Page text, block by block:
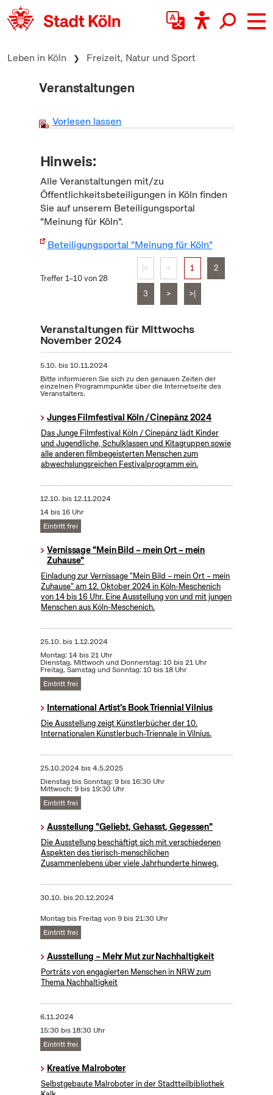
zum Inhalt springen
Leben in Köln Freizeit, Natur und Sport
Veranstaltungen
Vorlesen lassen
Hinweis:
Alle Veranstaltungen mit/zu
Öffentlichkeitsbeteiligungen in Köln finden
Sie auf unserem Beteiligungsportal
"Meinung für Köln".
Beteiligungsportal "Meinung für Köln"
Treffer 1–10 von 28
|< < 1 2
3 > >|
Veranstaltungen für Mittwochs
November 2024
5.10. bis10.11.2024
Bitte informieren Sie sich zu den genauen Zeiten der
einzelnen Programmpunkte über die Internetseite des
Veranstalters.
Junges Filmfestival Köln / Cinepänz 2024
Das Junge Filmfestival Köln / Cinepänz lädt Kinder
und Jugendliche, Schulklassen und Kitagruppen sowie
alle anderen filmbegeisterten Menschen zum
abwechslungsreichen Festivalprogramm ein.
12.10. bis12.11.2024
14 bis 16 Uhr
Eintritt frei
Vernissage "Mein Bild – mein Ort – mein
Zuhause"
Einladung zur Vernissage "Mein Bild – mein Ort – mein
Zuhause" am 12. Oktober 2024 in Köln-Meschenich
von 14 bis 16 Uhr. Eine Ausstellung von und mit jungen
Menschen aus Köln-Meschenich.
25.10. bis1.12.2024
Montag: 14 bis 21 Uhr
Dienstag, Mittwoch und Donnerstag: 10 bis 21 Uhr
Freitag, Samstag und Sonntag: 10 bis 18 Uhr
Eintritt frei
International Artist's Book Triennial Vilnius
Die Ausstellung zeigt Künstlerbücher der 10.
Internationalen Künstlerbuch-Triennale in Vilnius.
25.10.2024 bis4.5.2025
Dienstag bis Sonntag: 9 bis 16:30 Uhr
Mittwoch: 9 bis 19:30 Uhr
Eintritt frei
Ausstellung "Geliebt, Gehasst, Gegessen"
Die Ausstellung beschäftigt sich mit verschiedenen
Aspekten des tierisch-menschlichen
Zusammenlebens über viele Jahrhunderte hinweg.
30.10. bis20.12.2024
Montag bis Freitag von 9 bis 21:30 Uhr
Eintritt frei
Ausstellung – Mehr Mut zur Nachhaltigkeit
Porträts von engagierten Menschen in NRW zum
Thema Nachhaltigkeit
6.11.2024
15:30 bis 18:30 Uhr
Eintritt frei
Kreative Malroboter
Selbstgebaute Malroboter in der Stadtteilbibliothek